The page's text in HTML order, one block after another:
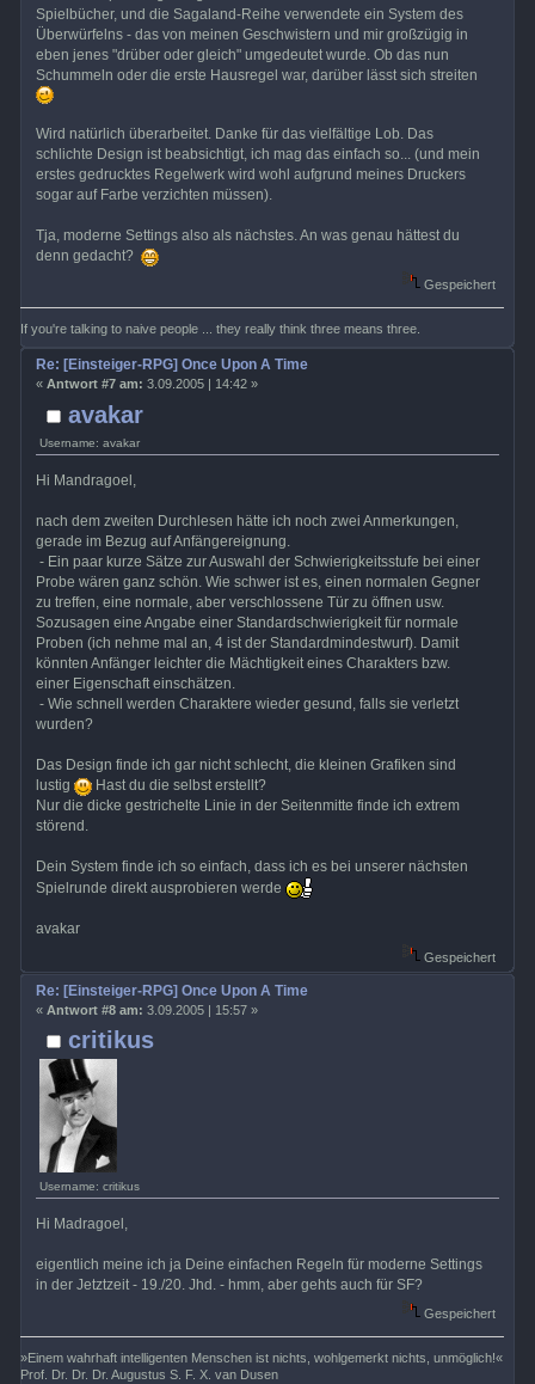
Spielbücher, und die Sagaland-Reihe verwendete ein System des
Überwürfelns - das von meinen Geschwistern und mir großzügig in
eben jenes "drüber oder gleich" umgedeutet wurde. Ob das nun
Schummeln oder die erste Hausregel war, darüber lässt sich streiten
Wird natürlich überarbeitet. Danke für das vielfältige Lob. Das
schlichte Design ist beabsichtigt, ich mag das einfach so... (und mein
erstes gedrucktes Regelwerk wird wohl aufgrund meines Druckers
sogar auf Farbe verzichten müssen).
Tja, moderne Settings also als nächstes. An was genau hättest du
denn gedacht?
Gespeichert
If you're talking to naive people ... they really think three means three.
avakar
Username: avakar
Re: [Einsteiger-RPG] Once Upon A Time
« Antwort #7 am: 3.09.2005 | 14:42 »
Hi Mandragoel,
nach dem zweiten Durchlesen hätte ich noch zwei Anmerkungen,
gerade im Bezug auf Anfängereignung.
- Ein paar kurze Sätze zur Auswahl der Schwierigkeitsstufe bei einer
Probe wären ganz schön. Wie schwer ist es, einen normalen Gegner
zu treffen, eine normale, aber verschlossene Tür zu öffnen usw.
Sozusagen eine Angabe einer Standardschwierigkeit für normale
Proben (ich nehme mal an, 4 ist der Standardmindestwurf). Damit
könnten Anfänger leichter die Mächtigkeit eines Charakters bzw.
einer Eigenschaft einschätzen.
- Wie schnell werden Charaktere wieder gesund, falls sie verletzt
wurden?
Das Design finde ich gar nicht schlecht, die kleinen Grafiken sind
lustig
Hast du die selbst erstellt?
Nur die dicke gestrichelte Linie in der Seitenmitte finde ich extrem
störend.
Dein System finde ich so einfach, dass ich es bei unserer nächsten
Spielrunde direkt ausprobieren werde
avakar
Gespeichert
critikus
Username: critikus
Re: [Einsteiger-RPG] Once Upon A Time
« Antwort #8 am: 3.09.2005 | 15:57 »
Hi Madragoel,
eigentlich meine ich ja Deine einfachen Regeln für moderne Settings
in der Jetztzeit - 19./20. Jhd. - hmm, aber gehts auch für SF?
Gespeichert
»Einem wahrhaft intelligenten Menschen ist nichts, wohlgemerkt nichts, unmöglich!«
Prof. Dr. Dr. Dr. Augustus S. F. X. van Dusen